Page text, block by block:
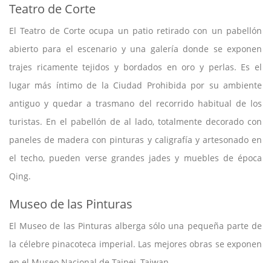
Teatro de Corte
El Teatro de Corte ocupa un patio retirado con un pabellón
abierto para el escenario y una galería donde se exponen
trajes ricamente tejidos y bordados en oro y perlas. Es el
lugar más íntimo de la Ciudad Prohibida por su ambiente
antiguo y quedar a trasmano del recorrido habitual de los
turistas. En el pabellón de al lado, totalmente decorado con
paneles de madera con pinturas y caligrafía y artesonado en
el techo, pueden verse grandes jades y muebles de época
Qing.
Museo de las Pinturas
El Museo de las Pinturas alberga sólo una pequeña parte de
la célebre pinacoteca imperial. Las mejores obras se exponen